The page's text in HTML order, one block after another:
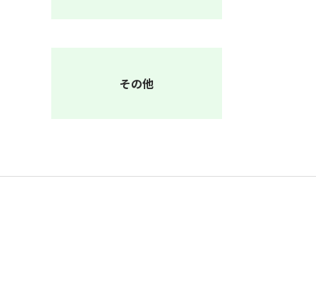
その他